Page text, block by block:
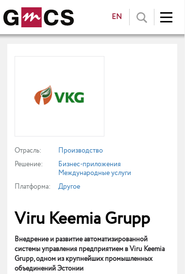
EN
Отрасль:
Производство
Решение:
Бизнес-приложения
Международные услуги
Платформа:
Другое
Viru Keemia Grupp
Внедрение и развитие автоматизированной
системы управления предприятием в Viru Keemia
Grupp, одном из крупнейших промышленных
объединений Эстонии